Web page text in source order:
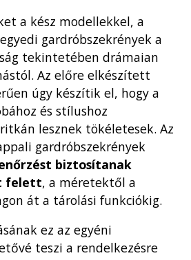
a kész modellekkel, a
gardróbszekrények a
tekintetében drámaian
Az előre elkészített
úgy készítik el, hogy a
és stílushoz
lesznek tökéletesek. Az
gardróbszekrények
biztosítanak
felett, a méretektől a
át a tárolási funkciókig.
ez az egyéni
teszi a rendelkezésre